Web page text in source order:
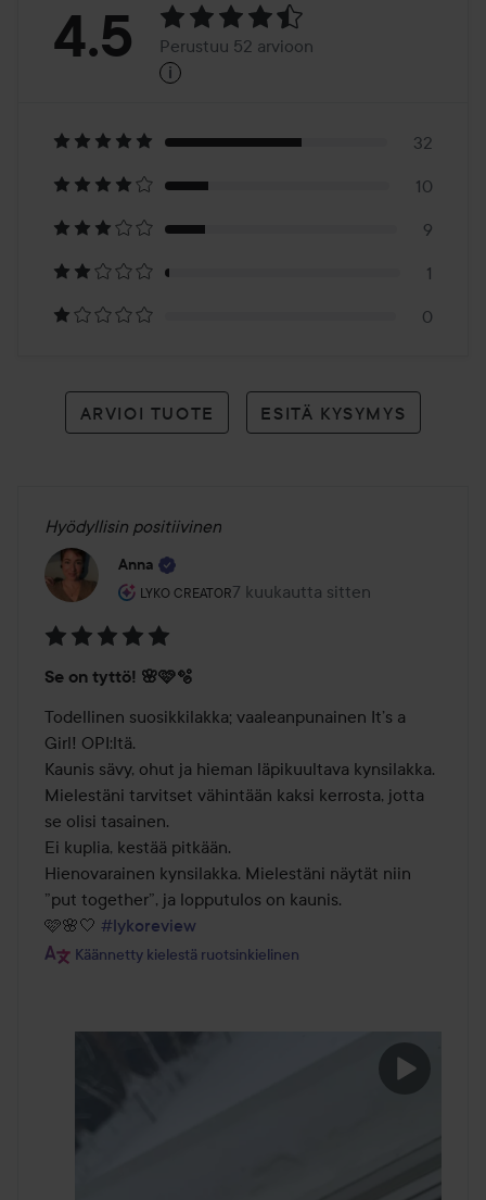
Arvosana:
Perustuu
52
arvioon
4.5 Perustuu 52 arvioon
i
32
10
9
1
0
ARVIOI TUOTE ESITÄ KYSYMYS
Hyödyllisin positiivinen
Anna
LYKO CREATOR
Käyttäjän rooli: Lyko Creator.
7 kuukautta sitten
Viesti luotiin 7 kuukautta sitten
5
/
5
Se on tyttö! 🌸🩷🫧
Todellinen suosikkilakka; vaaleanpunainen It’s a
Girl! OPI:ltä.
Kaunis sävy, ohut ja hieman läpikuultava kynsilakka.
Mielestäni tarvitset vähintään kaksi kerrosta, jotta
se olisi tasainen.
Ei kuplia, kestää pitkään.
Hienovarainen kynsilakka. Mielestäni näytät niin
”put together”, ja lopputulos on kaunis.
🩷🌸🤍 #lykoreview
Käännetty kielestä ruotsinkielinen